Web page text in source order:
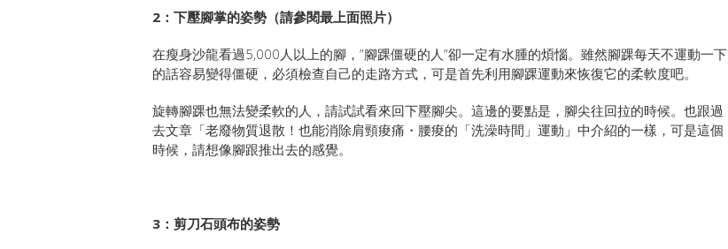
2：下壓腳掌的姿勢（請參閱最上面照片）
在瘦身沙龍看過5,000人以上的腳，”腳踝僵硬的人”卻一定有水腫的煩惱。雖然腳踝每天不運動一下
的話容易變得僵硬，必須檢查自己的走路方式，可是首先利用腳踝運動來恢復它的柔軟度吧。
旋轉腳踝也無法變柔軟的人，請試試看來回下壓腳尖。這邊的要點是，腳尖往回拉的時候。也跟過
去文章「老廢物質退散！也能消除肩頸痠痛・腰痠的「洗澡時間」運動」中介紹的一樣，可是這個
時候，請想像腳跟推出去的感覺。
3：剪刀石頭布的姿勢